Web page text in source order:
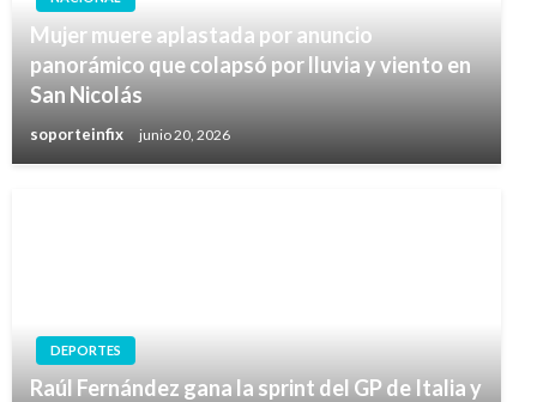
Mujer muere aplastada por anuncio
panorámico que colapsó por lluvia y viento en
San Nicolás
soporteinfix junio 20, 2026
DEPORTES
Raúl Fernández gana la sprint del GP de Italia y